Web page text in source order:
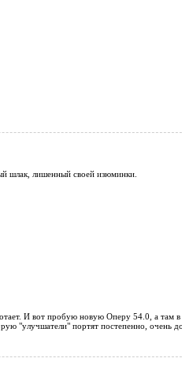
шлак, лишенный своей изюминки.
И вот пробую новую Оперу 54.0, а там
"улучшатели" портят постепенно, очень